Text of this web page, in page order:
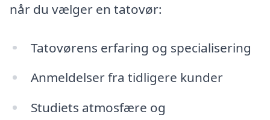
når du vælger en tatovør:
Tatovørens erfaring og specialisering
Anmeldelser fra tidligere kunder
Studiets atmosfære og